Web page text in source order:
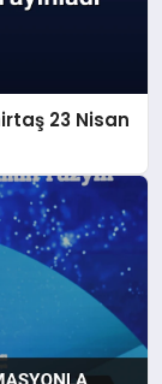
23 Nisan